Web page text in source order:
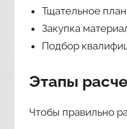
Тщательное
Закупка
Подбор
Этапы
Чтобы правильно